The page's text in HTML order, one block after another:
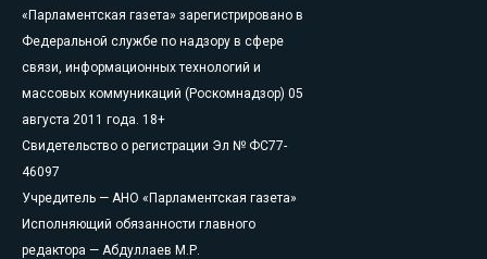
«Парламентская газета» зарегистрировано в
Федеральной службе по надзору в сфере
связи, информационных технологий и
массовых коммуникаций (Роскомнадзор) 05
августа 2011 года. 18+
Свидетельство о регистрации Эл № ФС77-
46097
Учредитель — АНО «Парламентская газета»
Исполняющий обязанности главного
редактора — Абдуллаев М.Р.